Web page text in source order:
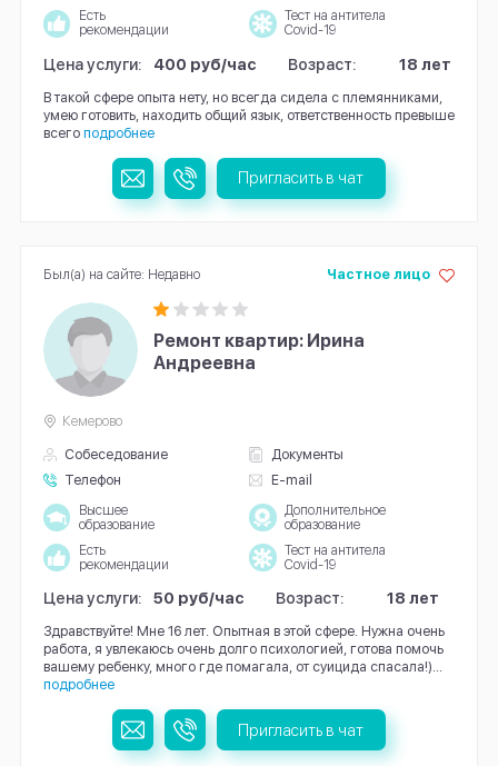
Есть
рекомендации
Тест на антитела
Covid-19
Цена услуги: 400 руб/час Возраст: 18 лет
В такой сфере опыта нету, но всегда сидела с племянниками,
умею готовить, находить общий язык, ответственность превыше
всего подробнее
Пригласить в чат
Ремонт квартир: Ирина
Андреевна
Собеседование
Документы
Телефон
E-mail
Частное лицо
Кемерово
Высшее
образование
Дополнительное
образование
Есть
рекомендации
Тест на антитела
Covid-19
Цена услуги: 50 руб/час Возраст: 18 лет
Здравствуйте! Мне 16 лет. Опытная в этой сфере. Нужна очень
работа, я увлекаюсь очень долго психологией, готова помочь
вашему ребенку, много где помагала, от суицида спасала!)...
подробнее
Был(а) на сайте: Недавно
Пригласить в чат